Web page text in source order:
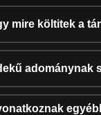
mire költitek a
adománynak